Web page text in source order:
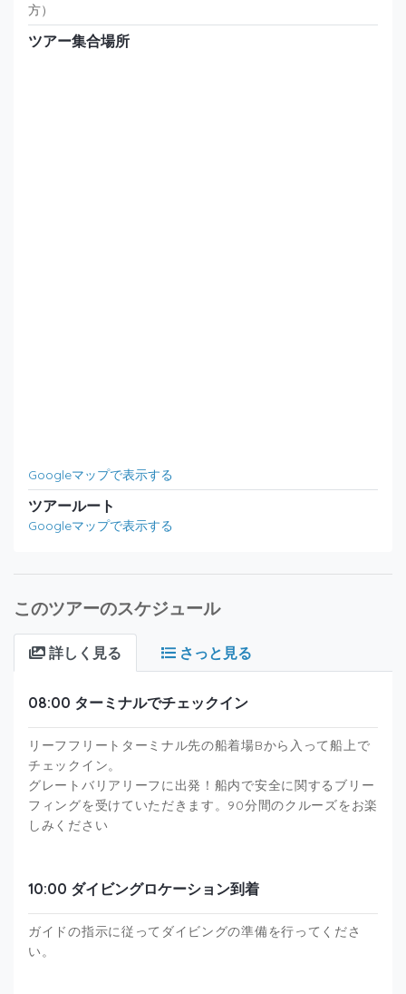
方）
ツアー集合場所
Googleマップで表示する
ツアールート
Googleマップで表示する
このツアーのスケジュール
詳しく見る さっと見る
08:00 ターミナルでチェックイン
リーフフリートターミナル先の船着場Bから入って船上で
チェックイン。
グレートバリアリーフに出発！船内で安全に関するブリー
フィングを受けていただきます。90分間のクルーズをお楽
しみください
10:00 ダイビングロケーション到着
ガイドの指示に従ってダイビングの準備を行ってくださ
い。